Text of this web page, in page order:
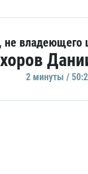
не владеющего
2 минуты /